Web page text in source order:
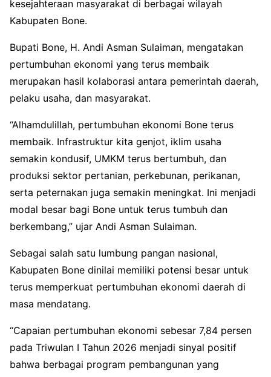
kesejahteraan masyarakat di berbagai wilayah
Kabupaten Bone.
Bupati Bone, H. Andi Asman Sulaiman, mengatakan
pertumbuhan ekonomi yang terus membaik
merupakan hasil kolaborasi antara pemerintah daerah,
pelaku usaha, dan masyarakat.
“Alhamdulillah, pertumbuhan ekonomi Bone terus
membaik. Infrastruktur kita genjot, iklim usaha
semakin kondusif, UMKM terus bertumbuh, dan
produksi sektor pertanian, perkebunan, perikanan,
serta peternakan juga semakin meningkat. Ini menjadi
modal besar bagi Bone untuk terus tumbuh dan
berkembang,” ujar Andi Asman Sulaiman.
Sebagai salah satu lumbung pangan nasional,
Kabupaten Bone dinilai memiliki potensi besar untuk
terus memperkuat pertumbuhan ekonomi daerah di
masa mendatang.
“Capaian pertumbuhan ekonomi sebesar 7,84 persen
pada Triwulan I Tahun 2026 menjadi sinyal positif
bahwa berbagai program pembangunan yang